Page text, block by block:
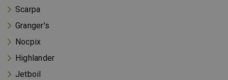
Scarpa
Granger's
Nocpix
Highlander
Jetboil